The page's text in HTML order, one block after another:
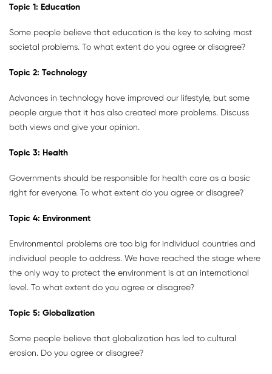
Topic 1: Education
Some people believe that education is the key to solving most
societal problems. To what extent do you agree or disagree?
Topic 2: Technology
Advances in technology have improved our lifestyle, but some
people argue that it has also created more problems. Discuss
both views and give your opinion.
Topic 3: Health
Governments should be responsible for health care as a basic
right for everyone. To what extent do you agree or disagree?
Topic 4: Environment
Environmental problems are too big for individual countries and
individual people to address. We have reached the stage where
the only way to protect the environment is at an international
level. To what extent do you agree or disagree?
Topic 5: Globalization
Some people believe that globalization has led to cultural
erosion. Do you agree or disagree?